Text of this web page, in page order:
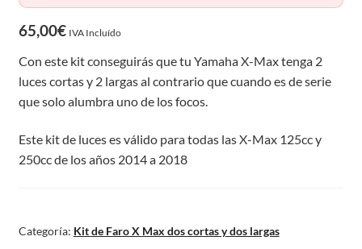
65,00€ IVA Incluído
Con este kit conseguirás que tu Yamaha X-Max tenga 2
luces cortas y 2 largas al contrario que cuando es de serie
que solo alumbra uno de los focos.
Este kit de luces es válido para todas las X-Max 125cc y
250cc de los años 2014 a 2018
Categoría: Kit de Faro X Max dos cortas y dos largas